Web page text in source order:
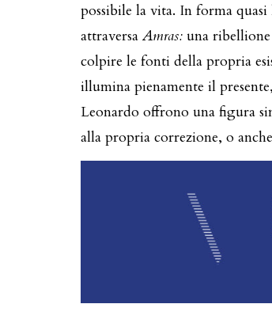
possibile la vita. In forma
attraversa Amras: una
colpire le fonti della propria
illumina pienamente il
Leonardo offrono una figura
alla propria correzione, o